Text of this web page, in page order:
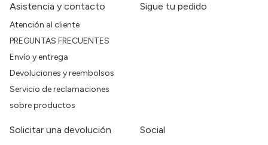
Asistencia y contacto
Atención al cliente
PREGUNTAS FRECUENTES
Envío y entrega
Devoluciones y reembolsos
Servicio de reclamaciones
sobre productos
Sigue tu pedido
Solicitar una devolución Social